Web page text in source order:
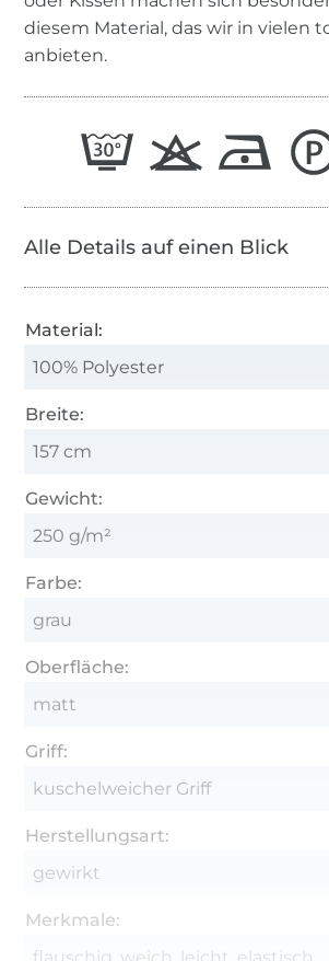
diesem Material, das wir in vielen
anbieten.
Alle Details auf einen Blick
Material:
100% Polyester
Breite:
157 cm
Gewicht:
250 g/m²
Farbe:
grau
Oberfläche:
matt
Griff:
kuschelweicher Griff
Herstellungsart:
gewirkt
Merkmale: